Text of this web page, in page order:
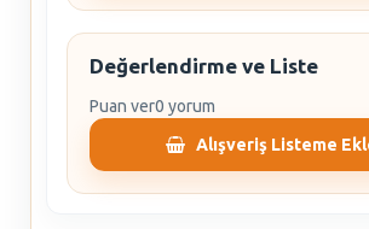
Değerlendirme ve Liste
Puan ver0 yorum
Alışveriş Listeme